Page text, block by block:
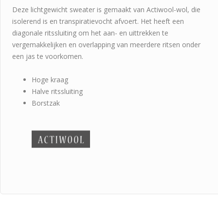
Deze lichtgewicht sweater is gemaakt van Actiwool-wol, die
isolerend is en transpiratievocht afvoert. Het heeft een
diagonale ritssluiting om het aan- en uittrekken te
vergemakkelijken en overlapping van meerdere ritsen onder
een jas te voorkomen.
Hoge kraag
Halve ritssluiting
Borstzak